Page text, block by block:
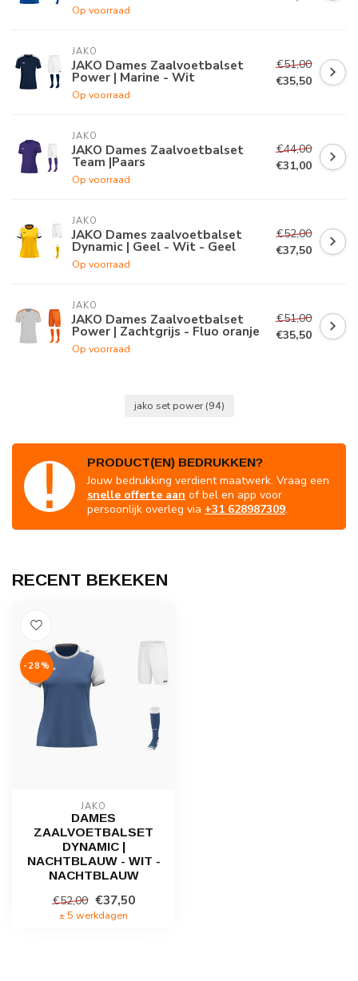
Op voorraad
JAKO
JAKO Dames Zaalvoetbalset
Power | Marine - Wit
Op voorraad
€51,00
€35,50
JAKO
JAKO Dames Zaalvoetbalset
Team |Paars
Op voorraad
€44,00
€31,00
JAKO
JAKO Dames zaalvoetbalset
Dynamic | Geel - Wit - Geel
Op voorraad
€52,00
€37,50
JAKO
JAKO Dames Zaalvoetbalset
Power | Zachtgrijs - Fluo oranje
Op voorraad
€51,00
€35,50
jako set power (94)
PRODUCT(EN) BEDRUKKEN?
Jouw bedrukking verdient maatwerk. Vraag een
snelle offerte aan of bel en app voor
persoonlijk overleg via +31 628987309.
RECENT BEKEKEN
-28%
JAKO
DAMES
ZAALVOETBALSET
DYNAMIC |
NACHTBLAUW - WIT -
NACHTBLAUW
€52,00 €37,50
± 5 werkdagen